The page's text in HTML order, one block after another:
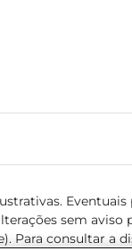
Eventuais
sem aviso
Para consultar a